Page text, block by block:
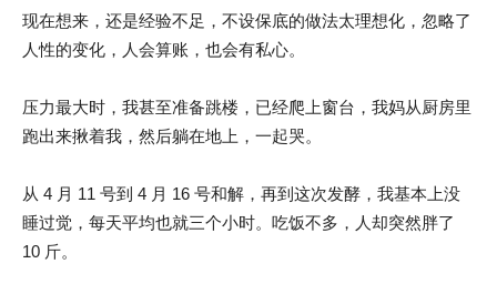
现在想来，还是经验不足，不设保底的做法太理想化，忽略了
人性的变化，人会算账，也会有私心。
压力最大时，我甚至准备跳楼，已经爬上窗台，我妈从厨房里
跑出来揪着我，然后躺在地上，一起哭。
从 4 月 11 号到 4 月 16 号和解，再到这次发酵，我基本上没
睡过觉，每天平均也就三个小时。吃饭不多，人却突然胖了
10 斤。